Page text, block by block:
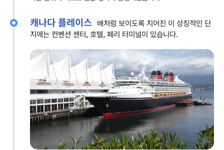
캐나다 플레이스 배처럼 보이도록 지어진 이 상징적인 단
지에는 컨벤션 센터, 호텔, 페리 터미널이 있습니다.